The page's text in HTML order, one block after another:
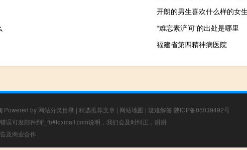
开朗的男生喜欢什么样的女生
“难忘素浐间”的出处是哪里
福建省第四精神病医院
Powered by 网站分类目录 | 精选推荐文章 | 网站地图 | 疑难解答 陕ICP备05039492号
误可发邮件到f_fb#foxmail.com说明，我们会及时纠正，谢谢
及商业合作